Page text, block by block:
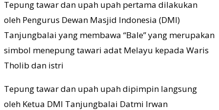
Tepung tawar dan upah upah pertama dilakukan
oleh Pengurus Dewan Masjid Indonesia (DMI)
Tanjungbalai yang membawa “Bale” yang merupakan
simbol menepung tawari adat Melayu kepada Waris
Tholib dan istri
Tepung tawar dan upah upah dipimpin langsung
oleh Ketua DMI Tanjungbalai Datmi Irwan